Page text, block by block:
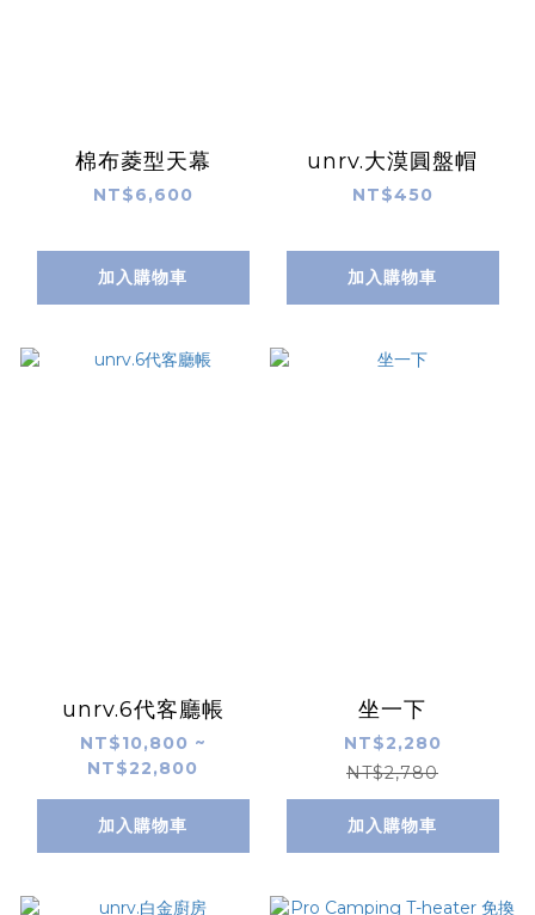
棉布菱型天幕
NT$6,600
加入購物車
unrv.大漠圓盤帽
NT$450
加入購物車
unrv.6代客廳帳
NT$10,800 ~
NT$22,800
加入購物車
坐一下
NT$2,280
NT$2,780
加入購物車